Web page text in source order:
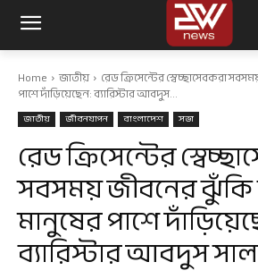
Home জাতীয়
রেড ক্রিসেন্টের স্বেচ্ছাসেবকরা
পাশে দাঁড়িয়েছেন: ব্যারিস্টার আবদুস...
জাতীয় জীবনযাপন বাংলাদেশ সভা
রেড ক্রিসেন্টের
সবসময় জীবনের ঝুঁকি
মানুষের পাশে
ব্যারিস্টার আবদুস